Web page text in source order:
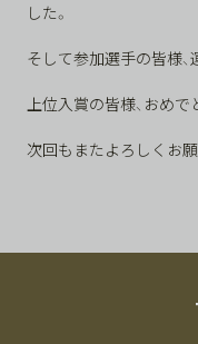
した。
そして参加選手の皆様
上位入賞の皆様、おめで
次回もまたよろしくお願